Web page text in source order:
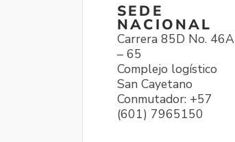
SEDE
NACIONAL
Carrera 85D No. 46A
– 65
Complejo logístico
San Cayetano
Conmutador: +57
(601) 7965150